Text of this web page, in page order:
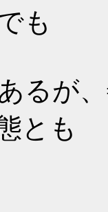
も
るが
とも